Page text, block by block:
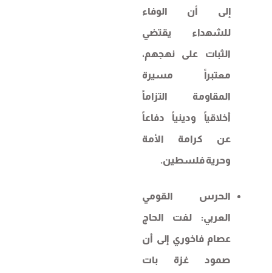
إلى أن الوفاء
للشهداء يقتضي
الثبات على نهجهم،
معتبراً مسيرة
المقاومة التزاماً
أخلاقياً ودينياً دفاعاً
عن كرامة الأمة
وحرية فلسطين.
الحرس القومي
العربي: لفت الحاج
عصام فاخوري إلى أن
صمود غزة بات